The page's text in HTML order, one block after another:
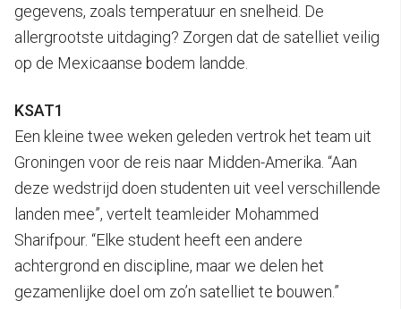
gegevens, zoals temperatuur en snelheid. De
allergrootste uitdaging? Zorgen dat de satelliet veilig
op de Mexicaanse bodem landde.
KSAT1
Een kleine twee weken geleden vertrok het team uit
Groningen voor de reis naar Midden-Amerika. “Aan
deze wedstrijd doen studenten uit veel verschillende
landen mee”, vertelt teamleider Mohammed
Sharifpour. “Elke student heeft een andere
achtergrond en discipline, maar we delen het
gezamenlijke doel om zo’n satelliet te bouwen.”